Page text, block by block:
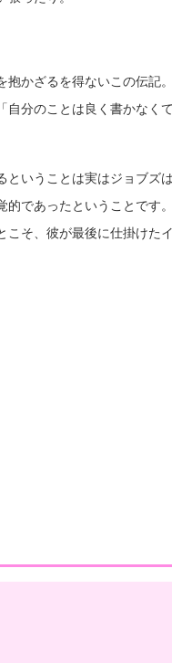
かざるを得ないこの伝記
自分のことは良く書かなく
いうことは実はジョブズ
的であったということです
こそ、彼が最後に仕掛けた